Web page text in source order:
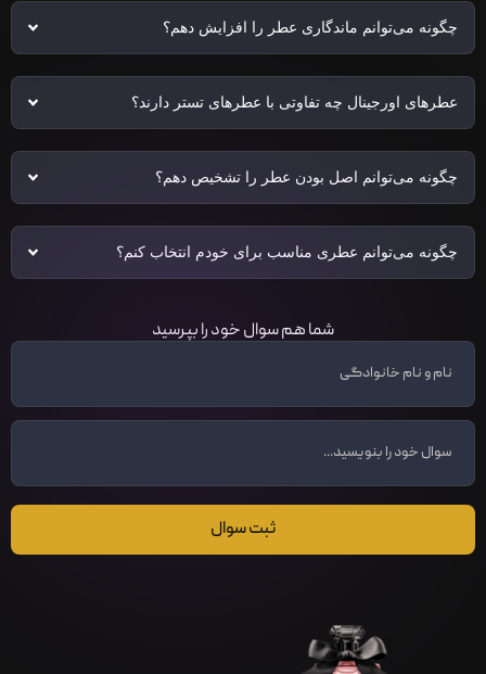
چگونه می‌توانم ماندگاری عطر را افزایش دهم؟
عطرهای اورجینال چه تفاوتی با عطرهای تستر دارند؟
چگونه می‌توانم اصل بودن عطر را تشخیص دهم؟
چگونه می‌توانم عطری مناسب برای خودم انتخاب کنم؟
شما هم سوال خود را بپرسید
ثبت سوال